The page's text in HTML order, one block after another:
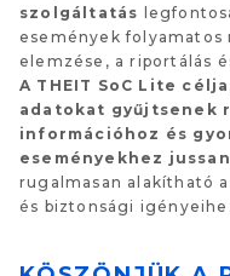
szolgáltatás
események folyamatos
elemzése, a riportálás
A THEIT SoC Lite
adatokat gyűjtsenek
információhoz és
eseményekhez
rugalmasan alakítható
és biztonsági